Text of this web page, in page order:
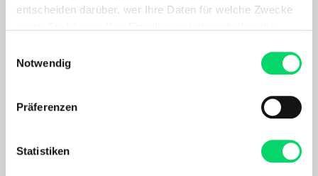
entscheiden darüber, wer Ihre Daten für welche Zwecke
Trigger Symbol ändern oder widerrufen
Informationen über Ihre geografische Lage
können
Notwendig
Präferenzen
Statistiken
Lumos
129,99 €